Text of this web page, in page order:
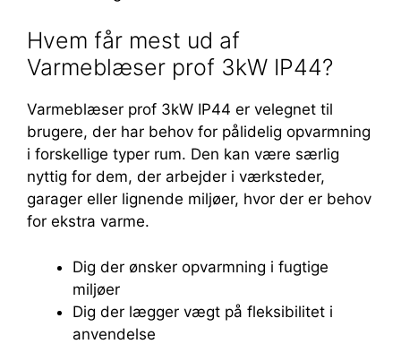
Hvem får mest ud af
Varmeblæser prof 3kW IP44?
Varmeblæser prof 3kW IP44 er velegnet til
brugere, der har behov for pålidelig opvarmning
i forskellige typer rum. Den kan være særlig
nyttig for dem, der arbejder i værksteder,
garager eller lignende miljøer, hvor der er behov
for ekstra varme.
Dig der ønsker opvarmning i fugtige
miljøer
Dig der lægger vægt på fleksibilitet i
anvendelse